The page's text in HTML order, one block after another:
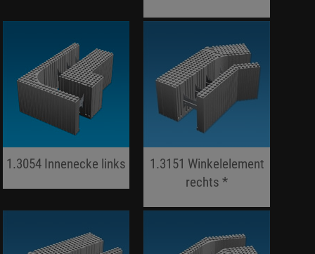
1.3054 Innenecke links
1.3151 Winkelelement
rechts *